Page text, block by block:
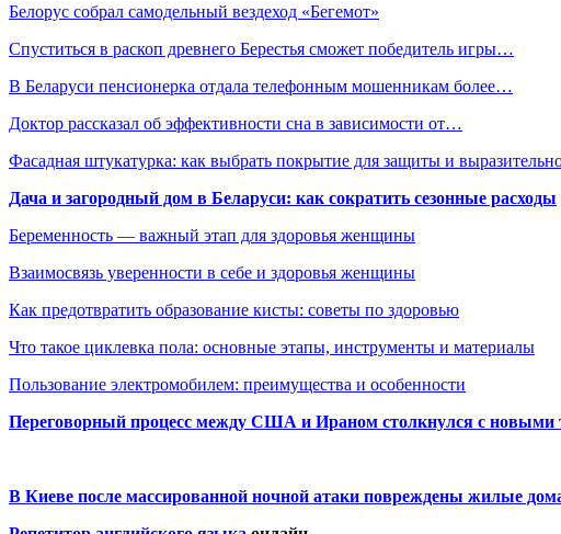
Белорус собрал самодельный вездеход «Бегемот»
Спуститься в раскоп древнего Берестья сможет победитель игры…
В Беларуси пенсионерка отдала телефонным мошенникам более…
Доктор рассказал об эффективности сна в зависимости от…
Фасадная штукатурка: как выбрать покрытие для защиты и
Дача и загородный дом в Беларуси: как сократить сезонные расходы
Беременность — важный этап для здоровья женщины
Взаимосвязь уверенности в себе и здоровья женщины
Как предотвратить образование кисты: советы по здоровью
Что такое циклевка пола: основные этапы, инструменты и материалы
Пользование электромобилем: преимущества и особенности
Переговорный процесс между США и Ираном столкнулся с новыми
В Киеве после массированной ночной атаки повреждены жилые